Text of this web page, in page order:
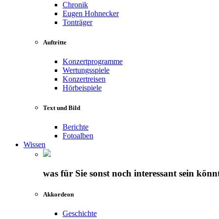
Chronik
Eugen Hohnecker
Tonträger
Auftritte
Konzertprogramme
Wertungsspiele
Konzertreisen
Hörbeispiele
Text und Bild
Berichte
Fotoalben
Wissen
was für Sie sonst noch interessant sein
Akkordeon
Geschichte